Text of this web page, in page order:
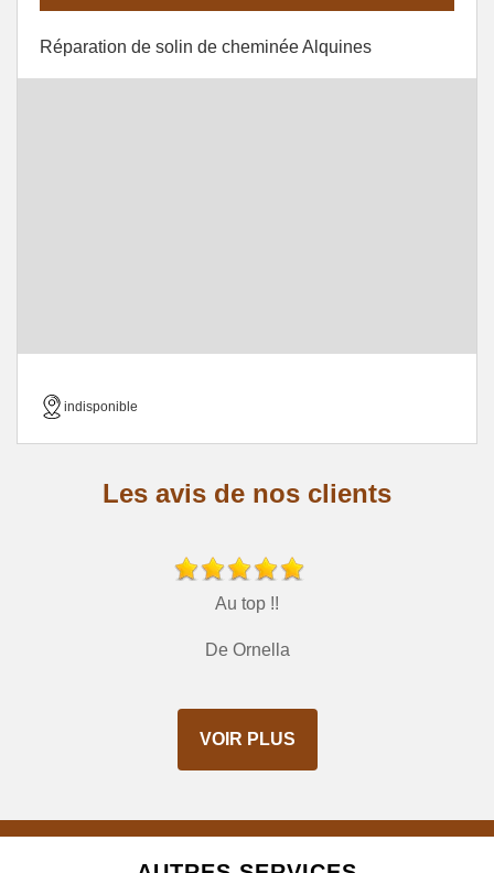
Réparation de solin de cheminée Alquines
indisponible
Les avis de nos clients
Au top !!
De Ornella
VOIR PLUS